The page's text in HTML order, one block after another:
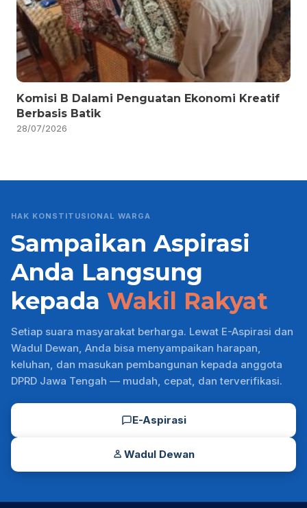
Komisi B Dalami Penguatan Ekonomi Kreatif
Berbasis Batik
28/07/2026
HAK KONSTITUSIONAL WARGA
Sampaikan Aspirasi
Anda Langsung
kepada Wakil Rakyat
Setiap suara masyarakat berharga. Lewat E-Aspirasi dan
Wadul Dewan, Anda bisa menyampaikan harapan,
keluhan, dan masukan pembangunan kepada anggota
DPRD Jawa Tengah — mudah, cepat, dan terverifikasi.
E-Aspirasi
Wadul Dewan